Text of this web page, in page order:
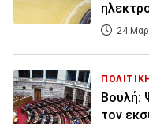
24
ΠΟΛΙΤΙΚΗ
Βουλή:
τον